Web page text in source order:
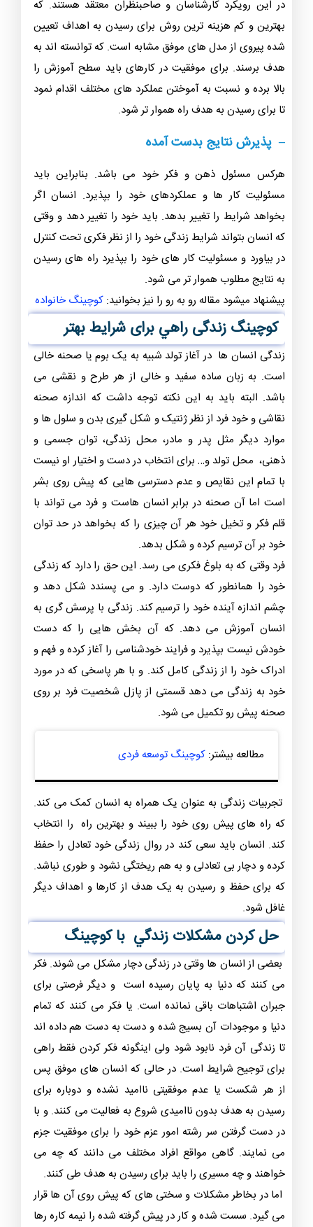
در این رویکرد کارشناسان و صاحبنظران معتقد هستند. که
بهترین و کم هزینه ترین روش برای رسیدن به اهداف تعیین
شده پیروی از مدل های موفق مشابه است. که توانسته اند به
هدف برسند.‌ برای موفقیت در کارهای باید سطح آموزش را
بالا برده و نسبت به آموختن عملکرد های مختلف اقدام نمود
تا برای رسیدن به هدف راه هموار تر شود.
– پذیرش نتایج بدست آمده
هرکس مسئول ذهن و فکر خود می باشد. بنابراین باید
مسئولیت کار ها و عملکردهای خود را بپذیرد. انسان اگر
بخواهد شرایط را تغییر بدهد. باید خود را تغییر دهد و وقتی
که انسان بتواند شرایط زندگی خود را از نظر فکری تحت کنترل
در بیاورد و مسئولیت کار های خود را بپذیرد راه های رسیدن
به نتایج مطلوب هموار تر می شود.
پیشنهاد میشود مقاله رو به رو را نیز بخوانید: کوچینگ خانواده
کوچینگ زندگی راهي برای شرایط بهتر
زندگی انسان ها در آغاز تولد شبیه به یک بوم یا صحنه خالی
است.‌ به زبان ساده سفید و خالی از هر طرح و نقشی می
باشد. البته باید به این نکته توجه داشت که اندازه صحنه
نقاشی و خود فرد از نظر ژنتیک و شکل گیری بدن و سلول ها و
موارد دیگر مثل پدر و مادر، محل زندگی، توان جسمی و
ذهنی، محل تولد و… برای انتخاب در دست و اختیار او نیست
با تمام این نقایص و عدم دسترسی هایی که پیش روی بشر
است اما آن صحنه در برابر انسان هاست و فرد می تواند با
قلم فکر و تخیل خود هر آن چیزی را که بخواهد در حد توان
خود بر آن ترسیم کرده و شکل بدهد.
فرد وقتی که به بلوغ فکری می رسد. این حق را دارد که زندگی
خود را همانطور که دوست دارد. و می پسندد شکل دهد و
چشم اندازه آینده خود را ترسیم کند. زندگی با پرسش گری به
انسان آموزش می دهد. که آن بخش هایی را که دست
خودش نیست بپذیرد و فرایند خودشناسی را آغاز کرده و فهم و
ادراک خود را از زندگی کامل کند. و با هر پاسخی که در مورد
خود به زندگی می دهد قسمتی از پازل شخصیت فرد بر روی
صحنه پیش رو تکمیل می شود.
مطالعه بیشتر: کوچینگ توسعه فردی
تجربیات زندگی به عنوان یک همراه به انسان کمک می کند.
که راه های پیش روی خود را ببیند و بهترین راه را انتخاب
کند. انسان باید سعی کند در روال زندگی خود تعادل را حفظ
کرده و دچار بی تعادلی و به هم ریختگی نشود و طوری نباشد.
که برای حفظ و رسیدن به یک هدف از کارها و اهداف دیگر
غافل شود.
حل کردن مشکلات زندگي با کوچينگ
بعضی از انسان ها وقتی در زندگی دچار مشکل می شوند. فکر
می کنند که دنیا به پایان رسیده است و دیگر فرصتی برای
جبران اشتباهات باقی نمانده است. یا فکر می کنند که تمام
دنیا و موجودات آن بسیج شده و دست به دست هم داده اند
تا زندگی آن فرد نابود شود ولی اینگونه فکر کردن فقط راهی
برای توجیح شرایط است. در حالی که انسان های موفق پس
از هر شکست یا عدم موفقیتی ناامید نشده و دوباره برای
رسیدن به هدف بدون ناامیدی شروع به فعالیت می کنند. و با
در دست گرفتن سر رشته امور عزم خود را برای موفقیت جزم
می نمایند. گاهی مواقع افراد مختلف می دانند که چه می
خواهند و چه مسیری را باید برای رسیدن به هدف طی کنند.
اما در بخاطر مشکلات و سختی های که پیش روی آن ها قرار
می گیرد. سست شده و کار در پیش گرفته شده را نیمه کاره رها